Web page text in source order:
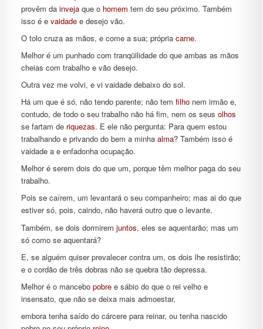
provêm da invejaque o homem tem do seu próximo. Também
isso é e vaidadee desejo vão.
O tolo cruza as mãos, e come a sua; própria carne.
Melhor é um punhado com tranqüilidade do que ambas as mãos
cheias com trabalho e vão desejo.
Outra vez me volvi, e vi vaidade debaixo do sol.
Há um que é só, não tendo parente; não tem filhonem irmão e,
contudo, de todo o seu trabalho não há fim, nem os seus olhos
se fartam de riquezas. E ele não pergunta: Para quem estou
trabalhando e privando do bem a minha alma? Também isso é
vaidade a e enfadonha ocupação.
Melhor é serem dois do que um, porque têm melhor paga do seu
trabalho.
Pois se caírem, um levantará o seu companheiro; mas ai do que
estiver só, pois, caindo, não haverá outro que o levante.
Também, se dois dormirem juntos, eles se aquentarão; mas um
só como se aquentará?
E, se alguém quiser prevalecer contra um, os dois lhe resistirão;
e o cordão de três dobras não se quebra tão depressa.
Melhor é o mancebo pobree sábio do que o rei velho e
insensato, que não se deixa mais admoestar,
embora tenha saído do cárcere para reinar, ou tenha nascido